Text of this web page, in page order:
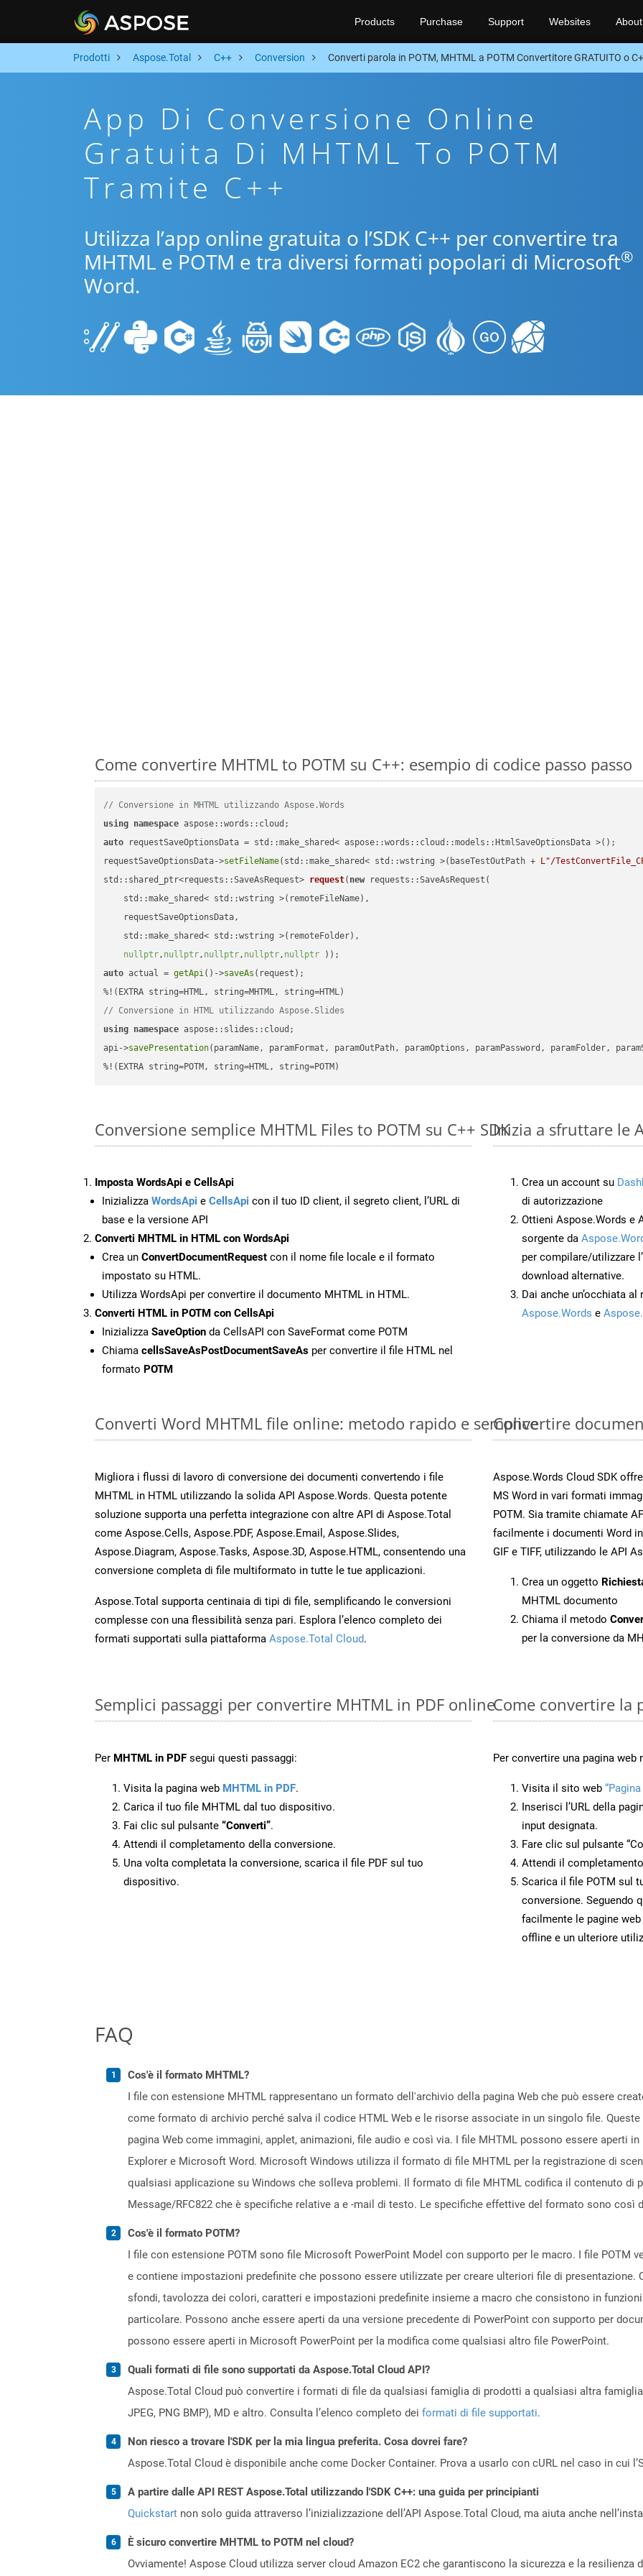
Products Purchase Support Websites About
Prodotti Aspose.Total C++ Conversion Converti parola in POTM, MHTML a POTM Convertitore GRATUITO o
App Di Conversione Online
Gratuita Di MHTML To POTM
Tramite C++
Utilizza l’app online gratuita o l’SDK C++ per convertire tra
MHTML e POTM e tra diversi formati popolari di Microsoft®
Word.
Come convertire MHTML to POTM su C++: esempio di codice passo passo
// Conversione in MHTML utilizzando Aspose.Words
using namespace
auto requestSaveOptionsData = std::make_shared< aspose::words::cloud::models::HtmlSaveOptionsData >();
requestSaveOptionsData->setFileName(std::make_shared< std::wstring >(baseTestOutPath + L"/
std::shared_ptr<requests::SaveAsRequest> request( new requests::SaveAsRequest(
    std::make_shared< std::wstring >(remoteFileName),
    requestSaveOptionsData,
    std::make_shared< std::wstring >(remoteFolder),
nullptr, nullptr, nullptr, nullptr, nullptr ))
auto actual = getApi()->saveAs (request);
// Conversione in HTML utilizzando Aspose.Slides
using namespace aspose::slides::cloud;
api->savePresentation(paramName, paramFormat, paramOutPath, paramOptions, paramPassword, paramFolder,
%!(EXTRA string=POTM, string=HTML, string=POTM)
Conversione semplice MHTML Files to POTM su C++ SDK
Imposta WordsApi e CellsApi
Inizializza WordsApi e CellsApi con il tuo ID client, il segreto client, l’URL di
base e la versione API
Converti MHTML in HTML con WordsApi
Crea un ConvertDocumentRequest con il nome file locale e il formato
impostato su HTML.
Utilizza WordsApi per convertire il documento MHTML in HTML.
Converti HTML in POTM con CellsApi
Inizializza SaveOption da CellsAPI con SaveFormat come POTM
Chiama cellsSaveAsPostDocumentSaveAs per convertire il file HTML nel
formato POTM
Inizia a sfruttare le
Crea un account su
di autorizzazione
Ottieni Aspose.Words e
sorgente da
per compilare/utilizzare
download alternative.
Dai anche un’occhiata
Aspose.Words e
Converti Word MHTML file online: metodo rapido e semplice
Migliora i flussi di lavoro di conversione dei documenti convertendo i file
MHTML in HTML utilizzando la solida API Aspose.Words. Questa potente
soluzione supporta una perfetta integrazione con altre API di Aspose.Total
come Aspose.Cells, Aspose.PDF, Aspose.Email, Aspose.Slides,
Aspose.Diagram, Aspose.Tasks, Aspose.3D, Aspose.HTML, consentendo una
conversione completa di file multiformato in tutte le tue applicazioni.
Aspose.Total supporta centinaia di tipi di file, semplificando le conversioni
complesse con una flessibilità senza pari. Esplora l’elenco completo dei
formati supportati sulla piattaforma Aspose.Total Cloud.
Convertire
Aspose.Words Cloud SDK
MS Word in vari formati
POTM. Sia tramite chiamate
facilmente i documenti Word
GIF e TIFF, utilizzando le API
Crea un oggetto
MHTML documento
Chiama il metodo
per la conversione da
Semplici passaggi per convertire MHTML in PDF online
Per MHTML in PDF segui questi passaggi:
Visita la pagina web MHTML in PDF.
Carica il tuo file MHTML dal tuo dispositivo.
Fai clic sul pulsante “Converti”.
Attendi il completamento della conversione.
Una volta completata la conversione, scarica il file PDF sul tuo
dispositivo.
Come convertire la
Per convertire una pagina
Visita il sito web
Inserisci l’URL della
input designata.
Fare clic sul pulsante
Attendi il
Scarica il file POTM sul
conversione. Seguendo
facilmente le pagine
offline e un ulteriore
FAQ
Cos'è il formato MHTML?
I file con estensione MHTML rappresentano un formato dell'archivio della pagina Web che può essere
come formato di archivio perché salva il codice HTML Web e le risorse associate in un singolo file.
pagina Web come immagini, applet, animazioni, file audio e così via. I file MHTML possono essere aperti
Explorer e Microsoft Word. Microsoft Windows utilizza il formato di file MHTML per la registrazione di
qualsiasi applicazione su Windows che solleva problemi. Il formato di file MHTML codifica il contenuto di
Message/RFC822 che è specifiche relative a e -mail di testo. Le specifiche effettive del formato sono così
Cos'è il formato POTM?
I file con estensione POTM sono file Microsoft PowerPoint Model con supporto per le macro. I file POTM
e contiene impostazioni predefinite che possono essere utilizzate per creare ulteriori file di
sfondi, tavolozza dei colori, caratteri e impostazioni predefinite insieme a macro che consistono in
particolare. Possono anche essere aperti da una versione precedente di PowerPoint con supporto per
possono essere aperti in Microsoft PowerPoint per la modifica come qualsiasi altro file PowerPoint.
Quali formati di file sono supportati da Aspose.Total Cloud API?
Aspose.Total Cloud può convertire i formati di file da qualsiasi famiglia di prodotti a qualsiasi altra famiglia
JPEG, PNG BMP), MD e altro. Consulta l’elenco completo dei formati di file supportati.
Non riesco a trovare l'SDK per la mia lingua preferita. Cosa dovrei fare?
Aspose.Total Cloud è disponibile anche come Docker Container. Prova a usarlo con cURL nel caso in cui
A partire dalle API REST Aspose.Total utilizzando l'SDK C++: una guida per principianti
Quickstart non solo guida attraverso l’inizializzazione dell’API Aspose.Total Cloud, ma aiuta anche
È sicuro convertire MHTML to POTM nel cloud?
Ovviamente! Aspose Cloud utilizza server cloud Amazon EC2 che garantiscono la sicurezza e la